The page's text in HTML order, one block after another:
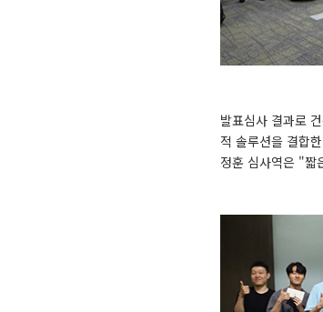
발표심사 결과로
적 솔루션을 결합
정훈 심사역은 "짧